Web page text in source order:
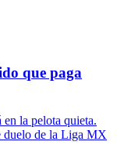
que paga
en la pelota quieta.
duelo de la Liga MX